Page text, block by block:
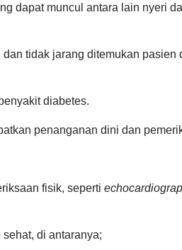
dapat muncul antara lain nyeri
tidak jarang ditemukan pasien
diabetes.
penanganan dini dan
fisik, seperti
di antaranya;